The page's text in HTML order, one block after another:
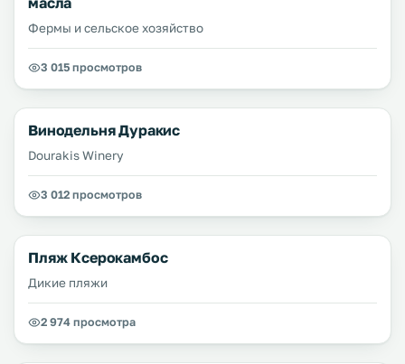
Фермы и сельское хозяйство
3 015 просмотров
Винодельня Дуракис
Dourakis Winery
3 012 просмотров
Пляж Ксерокамбос
Дикие пляжи
2 974 просмотра